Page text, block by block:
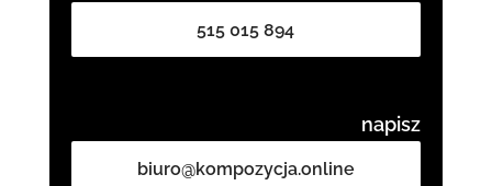
515 015 894
napisz
biuro@kompozycja.online